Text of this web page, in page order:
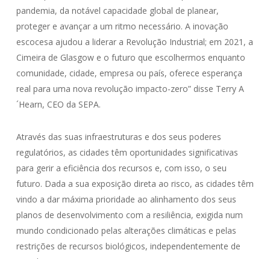
pandemia, da notável capacidade global de planear,
proteger e avançar a um ritmo necessário. A inovação
escocesa ajudou a liderar a Revolução Industrial; em 2021, a
Cimeira de Glasgow e o futuro que escolhermos enquanto
comunidade, cidade, empresa ou país, oferece esperança
real para uma nova revolução impacto-zero” disse Terry A
´Hearn, CEO da SEPA.
Através das suas infraestruturas e dos seus poderes
regulatórios, as cidades têm oportunidades significativas
para gerir a eficiência dos recursos e, com isso, o seu
futuro. Dada a sua exposição direta ao risco, as cidades têm
vindo a dar máxima prioridade ao alinhamento dos seus
planos de desenvolvimento com a resiliência, exigida num
mundo condicionado pelas alterações climáticas e pelas
restrições de recursos biológicos, independentemente de